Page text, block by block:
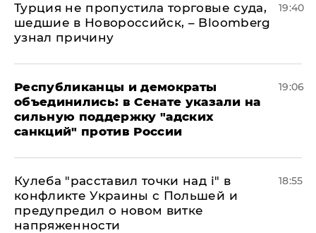
Турция не пропустила торговые суда,
шедшие в Новороссийск, – Bloomberg
узнал причину
19:40
Республиканцы и демократы
объединились: в Сенате указали на
сильную поддержку "адских
санкций" против России
19:06
Кулеба "расставил точки над і" в
конфликте Украины с Польшей и
предупредил о новом витке
напряженности
18:55